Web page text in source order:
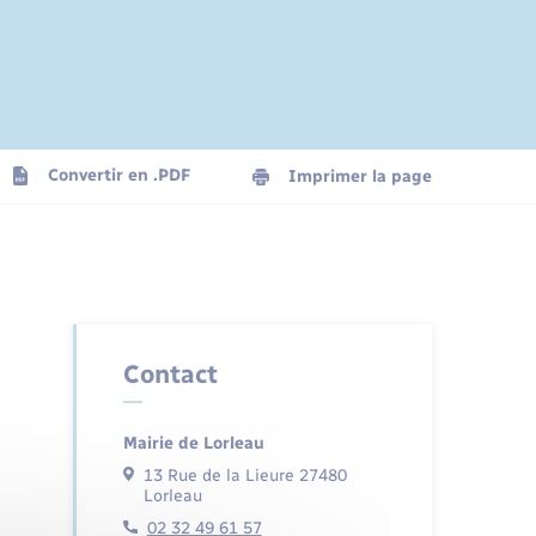
Convertir en .PDF Imprimer la page
Contact
Mairie de Lorleau
13 Rue de la Lieure 27480
Lorleau
02 32 49 61 57